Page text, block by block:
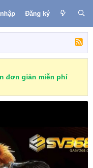
Đăng ký
đơn giản miễn phí